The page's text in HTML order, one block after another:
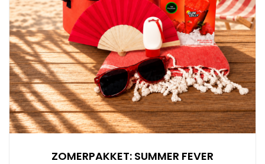
ZOMERPAKKET: SUMMER FEVER